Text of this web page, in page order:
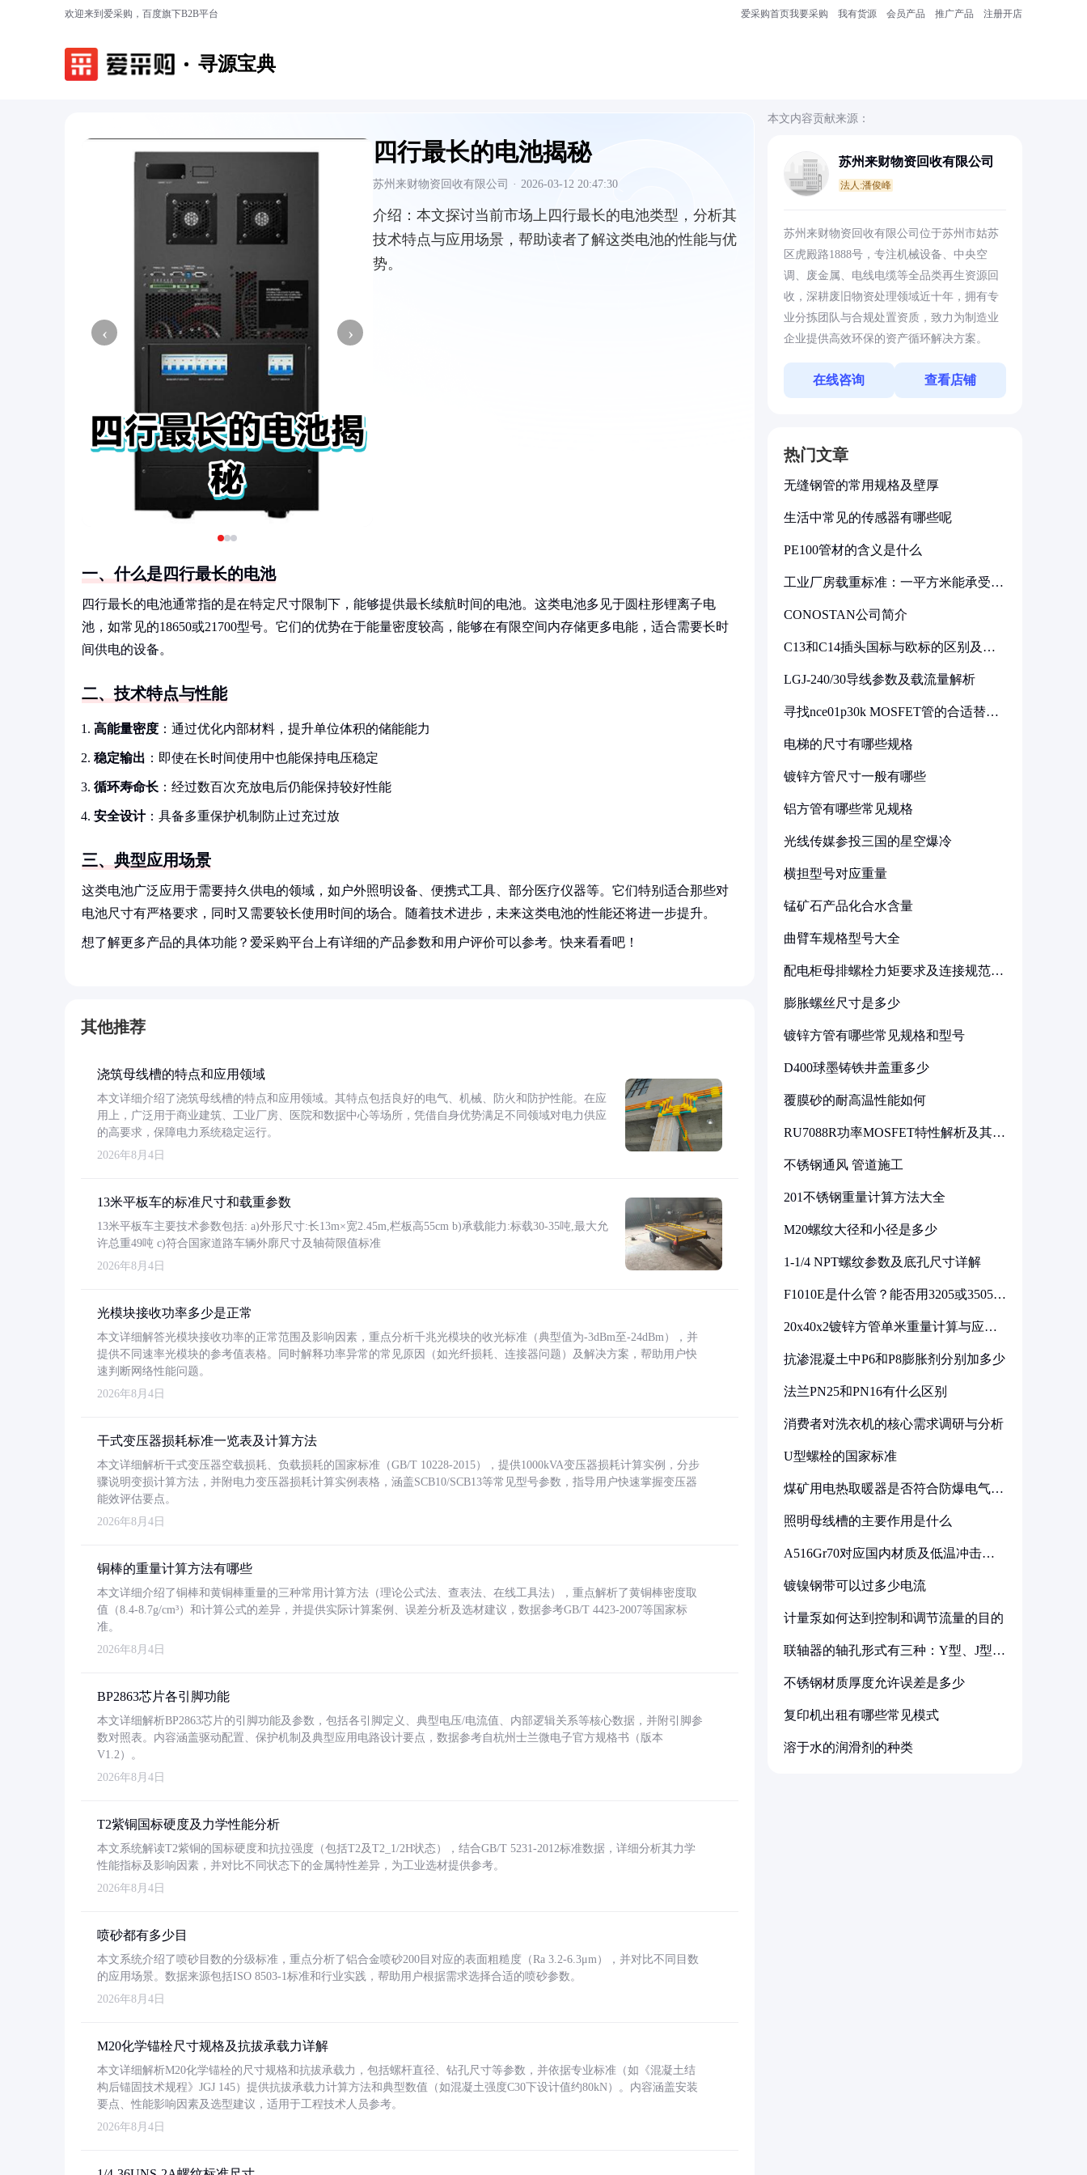
欢迎来到爱采购，百度旗下B2B平台 爱采购首页我要采购 我有货源 会员产品 推广产品 注册开店
寻源宝典
‹ ›
四行最长的电池揭秘
苏州来财物资回收有限公司 · 2026-03-12 20:47:30
介绍： 本文探讨当前市场上四行最长的电池类型，分析其
技术特点与应用场景，帮助读者了解这类电池的性能与优
势。
一、什么是四行最长的电池
四行最长的电池通常指的是在特定尺寸限制下，能够提供最长续航时间的电池。这类电池多见于圆柱形锂离子电
池，如常见的18650或21700型号。它们的优势在于能量密度较高，能够在有限空间内存储更多电能，适合需要长时
间供电的设备。
二、技术特点与性能
高能量密度 ：通过优化内部材料，提升单位体积的储能能力
稳定输出 ：即使在长时间使用中也能保持电压稳定
循环寿命长 ：经过数百次充放电后仍能保持较好性能
安全设计：具备多重保护机制防止过充过放
三、典型应用场景
这类电池广泛应用于需要持久供电的领域，如户外照明设备、便携式工具、部分医疗仪器等。它们特别适合那些对
电池尺寸有严格要求，同时又需要较长使用时间的场合。随着技术进步，未来这类电池的性能还将进一步提升。
想了解更多产品的具体功能？爱采购平台上有详细的产品参数和用户评价可以参考。快来看看吧！
其他推荐
浇筑母线槽的特点和应用领域
本文详细介绍了浇筑母线槽的特点和应用领域。其特点包括良好的电气、机械、防火和防护性能。在应
用上，广泛用于商业建筑、工业厂房、医院和数据中心等场所，凭借自身优势满足不同领域对电力供应
的高要求，保障电力系统稳定运行。
2026年8月4日
13米平板车的标准尺寸和载重参数
13米平板车主要技术参数包括: a)外形尺寸:长13m×宽2.45m,栏板高55cm b)承载能力:标载30-35吨,最大允
许总重49吨 c)符合国家道路车辆外廓尺寸及轴荷限值标准
2026年8月4日
光模块接收功率多少是正常
本文详细解答光模块接收功率的正常范围及影响因素，重点分析千兆光模块的收光标准（典型值为-3dBm至-24dBm），并
提供不同速率光模块的参考值表格。同时解释功率异常的常见原因（如光纤损耗、连接器问题）及解决方案，帮助用户快
速判断网络性能问题。
2026年8月4日
干式变压器损耗标准一览表及计算方法
本文详细解析干式变压器空载损耗、负载损耗的国家标准（GB/T 10228-2015），提供1000kVA变压器损耗计算实例，分步
骤说明变损计算方法，并附电力变压器损耗计算实例表格，涵盖SCB10/SCB13等常见型号参数，指导用户快速掌握变压器
能效评估要点。
2026年8月4日
铜棒的重量计算方法有哪些
本文详细介绍了铜棒和黄铜棒重量的三种常用计算方法（理论公式法、查表法、在线工具法），重点解析了黄铜棒密度取
值（8.4-8.7g/cm³）和计算公式的差异，并提供实际计算案例、误差分析及选材建议，数据参考GB/T 4423-2007等国家标
准。
2026年8月4日
BP2863芯片各引脚功能
本文详细解析BP2863芯片的引脚功能及参数，包括各引脚定义、典型电压/电流值、内部逻辑关系等核心数据，并附引脚参
数对照表。内容涵盖驱动配置、保护机制及典型应用电路设计要点，数据参考自杭州士兰微电子官方规格书（版本
V1.2）。
2026年8月4日
T2紫铜国标硬度及力学性能分析
本文系统解读T2紫铜的国标硬度和抗拉强度（包括T2及T2_1/2H状态），结合GB/T 5231-2012标准数据，详细分析其力学
性能指标及影响因素，并对比不同状态下的金属特性差异，为工业选材提供参考。
2026年8月4日
喷砂都有多少目
本文系统介绍了喷砂目数的分级标准，重点分析了铝合金喷砂200目对应的表面粗糙度（Ra 3.2-6.3μm），并对比不同目数
的应用场景。数据来源包括ISO 8503-1标准和行业实践，帮助用户根据需求选择合适的喷砂参数。
2026年8月4日
M20化学锚栓尺寸规格及抗拔承载力详解
本文详细解析M20化学锚栓的尺寸规格和抗拔承载力，包括螺杆直径、钻孔尺寸等参数，并依据专业标准（如《混凝土结
构后锚固技术规程》JGJ 145）提供抗拔承载力计算方法和典型数值（如混凝土强度C30下设计值约80kN）。内容涵盖安装
要点、性能影响因素及选型建议，适用于工程技术人员参考。
2026年8月4日
本文内容贡献来源：
苏州来财物资回收有限公司
法人:潘俊峰
苏州来财物资回收有限公司位于苏州市姑苏
区虎殿路1888号，专注机械设备、中央空
调、废金属、电线电缆等全品类再生资源回
收，深耕废旧物资处理领域近十年，拥有专
业分拣团队与合规处置资质，致力为制造业
企业提供高效环保的资产循环解决方案。
在线咨询 查看店铺
热门文章
无缝钢管的常用规格及壁厚
生活中常见的传感器有哪些呢
PE100管材的含义是什么
工业厂房载重标准：一平方米能承受多
CONOSTAN公司简介
C13和C14插头国标与欧标的区别及其
LGJ-240/30导线参数及载流量解析
寻找nce01p30k MOSFET管的合适替代
电梯的尺寸有哪些规格
镀锌方管尺寸一般有哪些
铝方管有哪些常见规格
光线传媒参投三国的星空爆冷
横担型号对应重量
锰矿石产品化合水含量
曲臂车规格型号大全
配电柜母排螺栓力矩要求及连接规范详
膨胀螺丝尺寸是多少
镀锌方管有哪些常见规格和型号
D400球墨铸铁井盖重多少
覆膜砂的耐高温性能如何
RU7088R功率MOSFET特性解析及其在
不锈钢通风 管道施工
201不锈钢重量计算方法大全
M20螺纹大径和小径是多少
1-1/4 NPT螺纹参数及底孔尺寸详解
F1010E是什么管？能否用3205或3505代
20x40x2镀锌方管单米重量计算与应用
抗渗混凝土中P6和P8膨胀剂分别加多少
法兰PN25和PN16有什么区别
消费者对洗衣机的核心需求调研与分析
U型螺栓的国家标准
煤矿用电热取暖器是否符合防爆电气设
照明母线槽的主要作用是什么
A516Gr70对应国内材质及低温冲击要
镀镍钢带可以过多少电流
计量泵如何达到控制和调节流量的目的
联轴器的轴孔形式有三种：Y型、J型、
不锈钢材质厚度允许误差是多少
复印机出租有哪些常见模式
溶于水的润滑剂的种类